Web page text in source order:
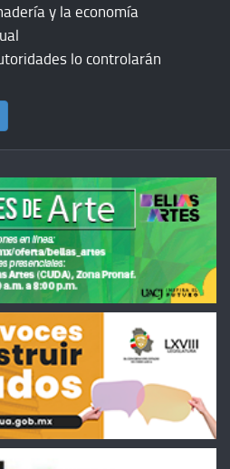
y la economía
lo controlarán